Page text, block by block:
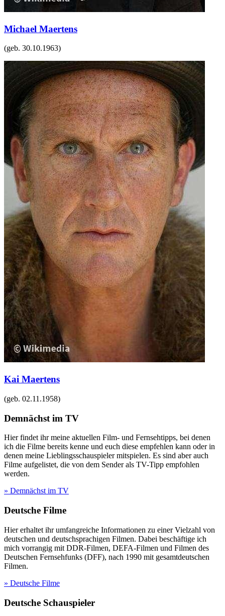
Michael Maertens
(geb. 30.10.1963)
Kai Maertens
(geb. 02.11.1958)
Demnächst im TV
Hier findet ihr meine aktuellen Film- und Fernsehtipps, bei denen
ich die Filme bereits kenne und euch diese empfehlen kann oder in
denen meine Lieblingsschauspieler mitspielen. Es sind aber auch
Filme aufgelistet, die von dem Sender als TV-Tipp empfohlen
werden.
» Demnächst im TV
Deutsche Filme
Hier erhaltet ihr umfangreiche Informationen zu einer Vielzahl von
deutschen und deutschsprachigen Filmen. Dabei beschäftige ich
mich vorrangig mit DDR-Filmen, DEFA-Filmen und Filmen des
Deutschen Fernsehfunks (DFF), nach 1990 mit gesamtdeutschen
Filmen.
» Deutsche Filme
Deutsche Schauspieler